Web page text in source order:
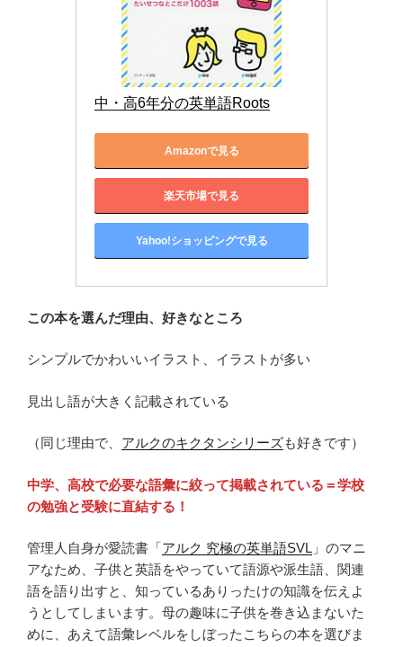
中・高6年分の英単語Roots
Amazonで見る
楽天市場で見る
Yahoo!ショッピングで見る
この本を選んだ理由、好きなところ
シンプルでかわいいイラスト、イラストが多い
見出し語が大きく記載されている
（同じ理由で、 アルクのキクタンシリーズも好きです）
中学、高校で必要な語彙に絞って掲載されている＝学校
の勉強と受験に直結する！
管理人自身が愛読書「アルク 究極の英単語SVL 」のマニ
アなため、子供と英語をやっていて語源や派生語、関連
語を語り出すと、知っているありったけの知識を伝えよ
うとしてしまいます。母の趣味に子供を巻き込まないた
めに、あえて語彙レベルをしぼったこちらの本を選びま